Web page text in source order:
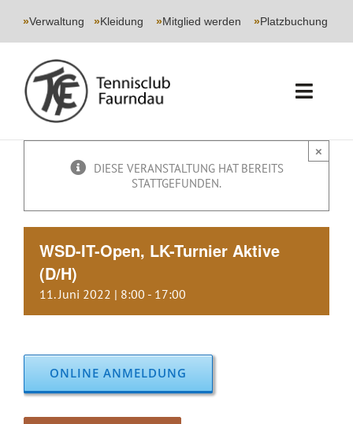
»Verwaltung »Kleidung »Mitglied werden »Platzbuchung
CLUB
DIESE VERANSTALTUNG HAT BEREITS
STATTGEFUNDEN.
×
WSD-IT-Open, LK-Turnier Aktive
(D/H)
11. Juni 2022 | 8:00 - 17:00
ONLINE ANMELDUNG